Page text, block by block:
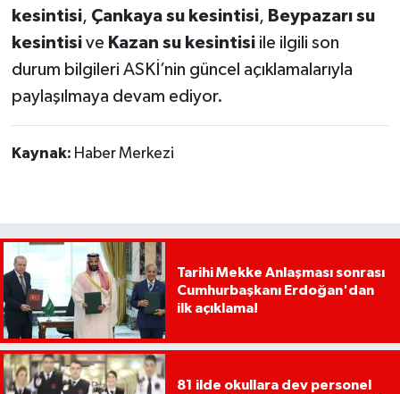
kesintisi, Çankaya su kesintisi, Beypazarı su
kesintisive Kazan su kesintisiile ilgili son
durum bilgileri ASKİ’nin güncel açıklamalarıyla
paylaşılmaya devam ediyor.
Kaynak: Haber Merkezi
Tarihi Mekke Anlaşması sonrası
Cumhurbaşkanı Erdoğan'dan
ilk açıklama!
81 ilde okullara dev personel